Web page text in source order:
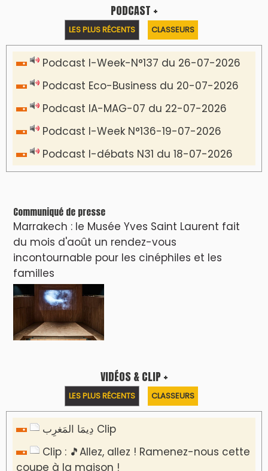
PODCAST +
LES PLUS RÉCENTS CLASSEURS
Podcast I-Week-N°137 du 26-07-2026
Podcast Eco-Business du 20-07-2026
Podcast IA-MAG-07 du 22-07-2026
Podcast I-Week N°136-19-07-2026
Podcast I-débats N31 du 18-07-2026
Communiqué de presse
Marrakech : le Musée Yves Saint Laurent fait
du mois d'août un rendez-vous
incontournable pour les cinéphiles et les
familles
VIDÉOS & CLIP +
LES PLUS RÉCENTS CLASSEURS
دِيمَا المَغرِب Clip
Clip : 🎵Allez, allez ! Ramenez-nous cette
coupe à la maison !